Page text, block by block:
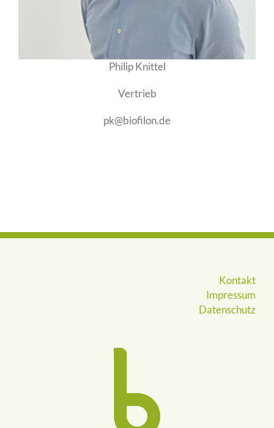
Philip Knittel
Vertrieb
pk@biofilon.de
Kontakt
Impressum
Datenschutz